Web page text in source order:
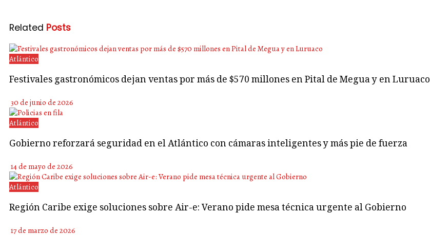
Related Posts
Atlántico
Festivales gastronómicos dejan ventas por más de $570 millones en Pital de Megua y en Luruaco
30 de junio de 2026
Atlántico
Gobierno reforzará seguridad en el Atlántico con cámaras inteligentes y más pie de fuerza
14 de mayo de 2026
Atlántico
Región Caribe exige soluciones sobre Air-e: Verano pide mesa técnica urgente al Gobierno
17 de marzo de 2026